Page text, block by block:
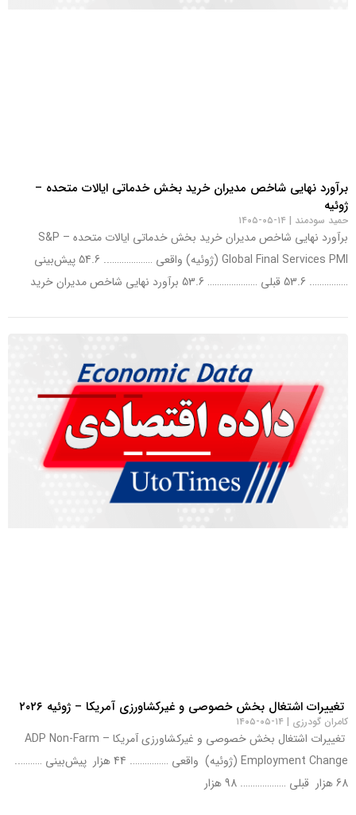
برآورد نهایی شاخص مدیران خرید بخش خدماتی ایالات متحده –
ژوئیه
حمید سودمند ۱۴-۰۵-۱۴۰۵
برآورد نهایی شاخص مدیران خرید بخش خدماتی ایالات متحده – S&P
Global Final Services PMI (ژوئیه) واقعی ……………….. 54.6 پیش‌بینی
……………. 53.6 قبلی ………………… 53.6 برآورد نهایی شاخص مدیران خرید
تغییرات اشتغال بخش خصوصی و غیرکشاورزی آمریکا – ژوئيه ۲۰۲۶
کامران گودرزی ۱۴-۰۵-۱۴۰۵
تغییرات اشتغال بخش خصوصی و غیرکشاورزی آمریکا – ADP Non-Farm
Employment Change (ژوئيه) واقعی ……………. 44 هزار پیش‌بینی ………..
68 هزار قبلی ………………. 98 هزار